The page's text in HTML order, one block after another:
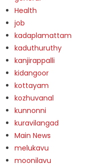
Health
job
kadaplamattam
kaduthuruthy
kanjirappalli
kidangoor
kottayam
kozhuvanal
kunnonni
kuravilangad
Main News
melukavu
moonilavu